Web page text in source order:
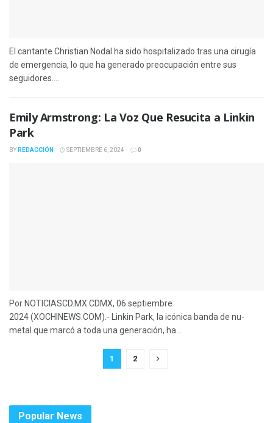
El cantante Christian Nodal ha sido hospitalizado tras una cirugía
de emergencia, lo que ha generado preocupación entre sus
seguidores....
Emily Armstrong: La Voz Que Resucita a Linkin
Park
BY REDACCIÓN SEPTIEMBRE 6, 2024 0
Por NOTICIASCD.MX CDMX, 06 septiembre
2024 (XOCHINEWS.COM).- Linkin Park, la icónica banda de nu-
metal que marcó a toda una generación, ha...
1 2
Popular News